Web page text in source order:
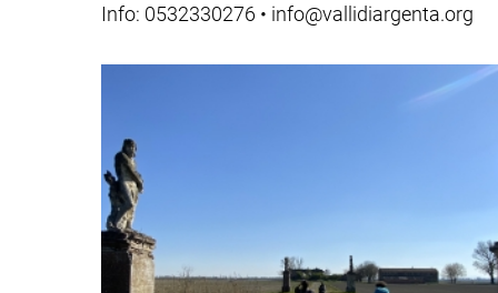
Info: 0532330276 • info@vallidiargenta.org